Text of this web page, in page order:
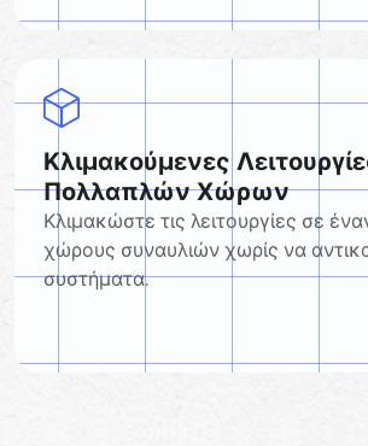
Κλιμακούμενες
Πολλαπλών Χώρων
Κλιμακώστε τις λειτουργίες σε
χώρους συναυλιών χωρίς να
συστήματα.